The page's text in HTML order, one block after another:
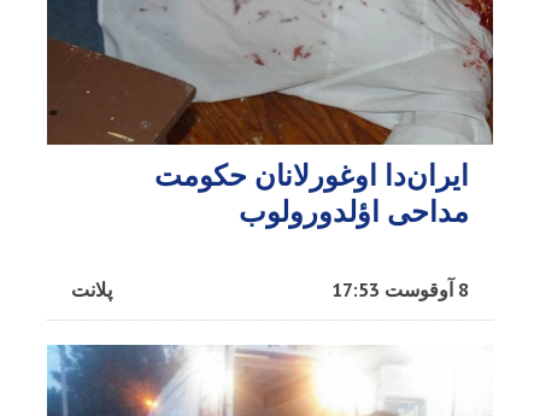
ایران‌دا اوغورلانان حکومت
مداحی اؤلدورولوب
پلانت 8 آوقوست 17:53